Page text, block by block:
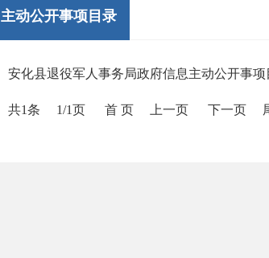
主动公开事项目录
安化县退役军人事务局政府信息主动公开事项
共1条 1/1页 首 页 上一页 下一页